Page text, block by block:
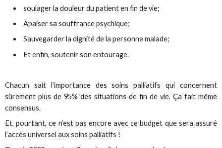
soulager la douleur du patient en fin de vie;
Apaiser sa souffrance psychique;
Sauvegarder la dignité de la personne malade;
Et enfin, soutenir son entourage.
Chacun sait l’importance des soins palliatifs qui concernent
sûrement plus de 95% des situations de fin de vie. Ça fait même
consensus.
Et, pourtant, ce n’est pas encore avec ce budget que sera assuré
l’accès universel aux soins palliatifs !